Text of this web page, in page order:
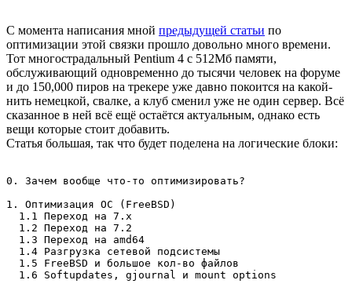
С момента написания мной предыдущей статьи по
оптимизации этой связки прошло довольно много времени.
Тот многострадальный Pentium 4 c 512Мб памяти,
обслуживающий одновременно до тысячи человек на форуме
и до 150,000 пиров на трекере уже давно покоится на какой-
нить немецкой, свалке, а клуб сменил уже не один сервер. Всё
сказанное в ней всё ещё остаётся актуальным, однако есть
вещи которые стоит добавить.
Статья большая, так что будет поделена на логические блоки:
0. Зачем вообще что-то оптимизировать?
1. Оптимизация ОС (FreeBSD)
  1.1 Переход на 7.х
  1.2 Переход на 7.2
  1.3 Переход на amd64
  1.4 Разгрузка сетевой подсистемы
  1.5 FreeBSD и большое кол-во файлов
  1.6 Softupdates, gjournal и mount options